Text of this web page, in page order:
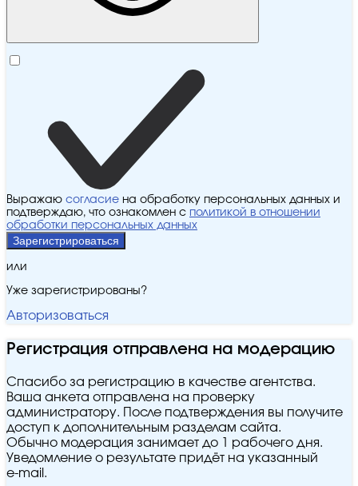
Выражаю согласие на обработку персональных данных и
подтверждаю, что ознакомлен с политикой в отношении
обработки персональных данных
Зарегистрироваться
или
Уже зарегистрированы?
Авторизоваться
Регистрация отправлена на модерацию
Спасибо за регистрацию в качестве агентства.
Ваша анкета отправлена на проверку
администратору. После подтверждения вы получите
доступ к дополнительным разделам сайта.
Обычно модерация занимает до 1 рабочего дня.
Уведомление о результате придёт на указанный
e‑mail.